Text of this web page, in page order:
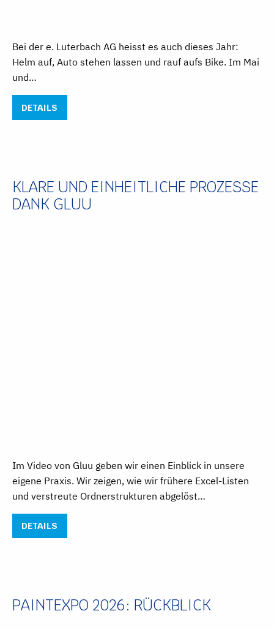
Bei der e. Luterbach AG heisst es auch dieses Jahr:
Helm auf, Auto stehen lassen und rauf aufs Bike. Im Mai
und…
DETAILS
KLARE UND EINHEITLICHE PROZESSE
DANK GLUU
Im Video von Gluu geben wir einen Einblick in unsere
eigene Praxis. Wir zeigen, wie wir frühere Excel-Listen
und verstreute Ordnerstrukturen abgelöst…
DETAILS
PAINTEXPO 2026: RÜCKBLICK